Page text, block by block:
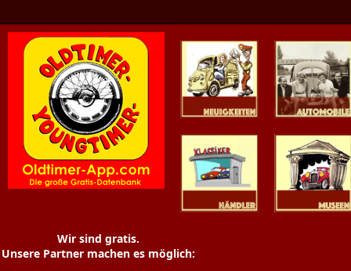
Youngtimer
Wir sind gratis.
Unsere Partner machen es möglich: